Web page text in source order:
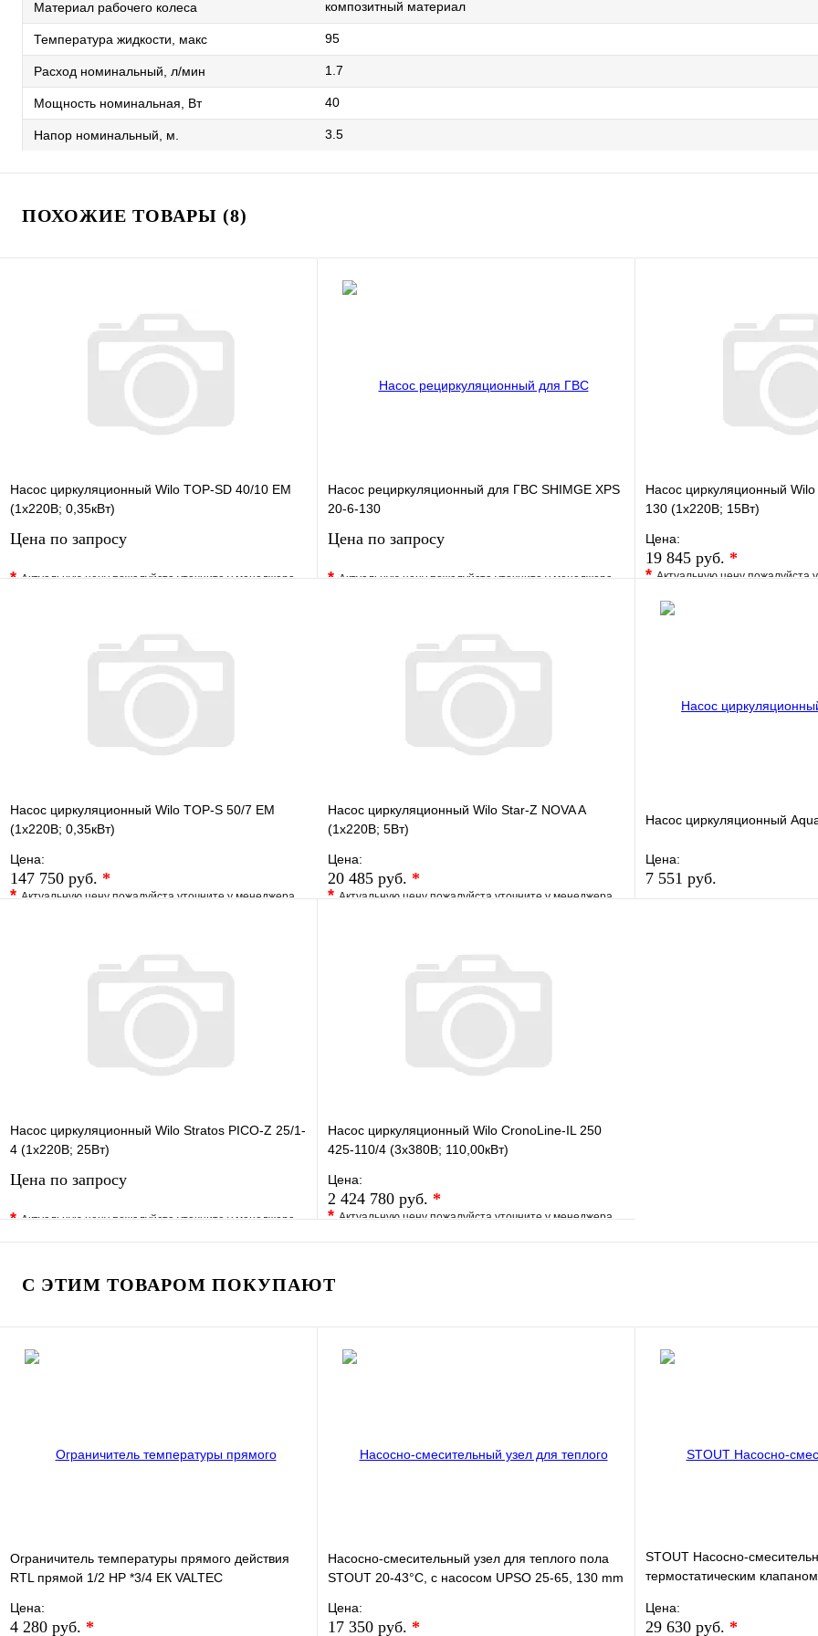
Материал рабочего колеса композитный материал
Температура жидкости, макс 95
Расход номинальный, л/мин 1.7
Мощность номинальная, Вт 40
Напор номинальный, м. 3.5
ПОХОЖИЕ ТОВАРЫ (8)
Насос циркуляционный Wilo TOP-SD 40/10 EM
(1х220В; 0,35кВт)
Цена по запросу
*Актуальную цену пожалуйста уточните у менеджера
Запросить цену
Насос рециркуляционный для ГВС SHIMGE XPS
20-6-130
Цена по запросу
*Актуальную цену пожалуйста уточните у менеджера
Запросить цену
Насос циркуляционный
130 (1х220В; 15Вт)
Цена:
19 845 руб. *
*Актуальную цену пожалуйста
В избранное
Насос циркуляционный Wilo TOP-S 50/7 EM
(1х220В; 0,35кВт)
Цена:
147 750 руб. *
*Актуальную цену пожалуйста уточните у менеджера
В корзину
Насос циркуляционный Wilo Star-Z NOVA A
(1х220В; 5Вт)
Цена:
20 485 руб. *
*Актуальную цену пожалуйста уточните у менеджера
В корзину
Насос циркуляционный
Цена:
7 551 руб.
Насос циркуляционный Wilo Stratos PICO-Z 25/1-
4 (1х220В; 25Вт)
Цена по запросу
*Актуальную цену пожалуйста уточните у менеджера
В избранное Сравнение
Купить в 1 клик Под заказ
Запросить цену
Насос циркуляционный Wilo CronoLine-IL 250
425-110/4 (3х380В; 110,00кВт)
Цена:
2 424 780 руб. *
*Актуальную цену пожалуйста уточните у менеджера
В избранное Сравнение
В корзину
С ЭТИМ ТОВАРОМ ПОКУПАЮТ
Ограничитель температуры прямого действия
RTL прямой 1/2 НР *3/4 ЕК VALTEC
Цена:
4 280 руб. *
Насосно-смесительный узел для теплого пола
STOUT 20-43°C, с насосом UPSO 25-65, 130 mm
Цена:
17 350 руб. *
STOUT Насосно-
термостатическим
Цена:
29 630 руб. *